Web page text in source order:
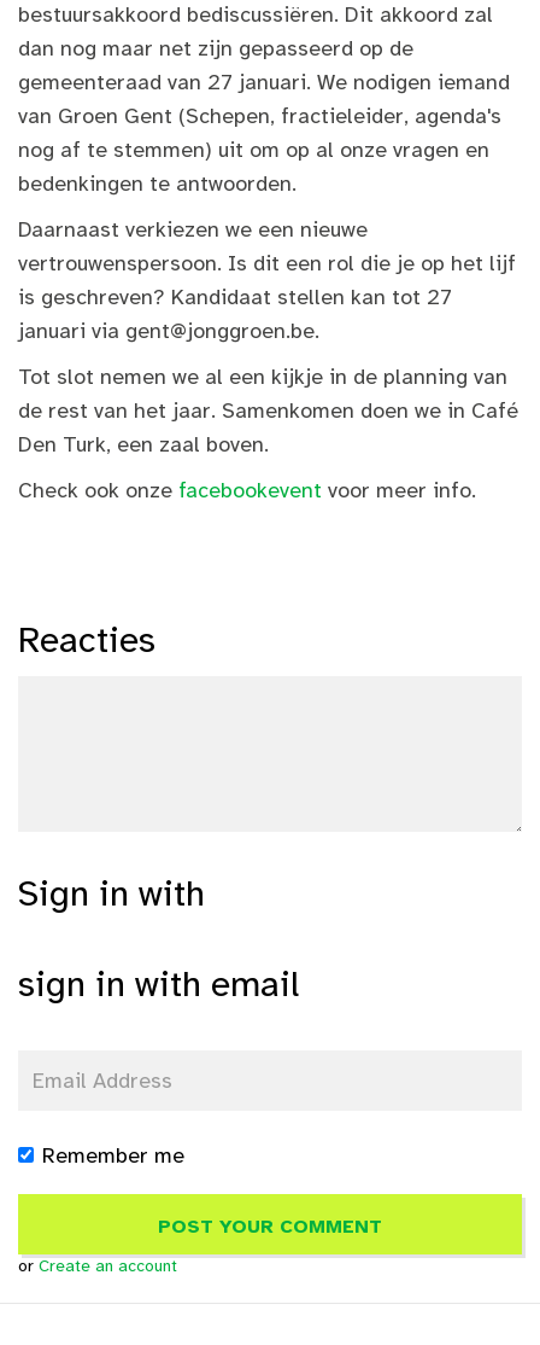
bestuursakkoord bediscussiëren. Dit akkoord zal
dan nog maar net zijn gepasseerd op de
gemeenteraad van 27 januari. We nodigen iemand
van Groen Gent (Schepen, fractieleider, agenda's
nog af te stemmen) uit om op al onze vragen en
bedenkingen te antwoorden.
Daarnaast verkiezen we een nieuwe
vertrouwenspersoon. Is dit een rol die je op het lijf
is geschreven? Kandidaat stellen kan tot 27
januari via gent@jonggroen.be.
Tot slot nemen we al een kijkje in de planning van
de rest van het jaar. Samenkomen doen we in Café
Den Turk, een zaal boven.
Check ook onze facebookevent voor meer info.
Reacties
Sign in with
sign in with email
Remember me
or Create an account